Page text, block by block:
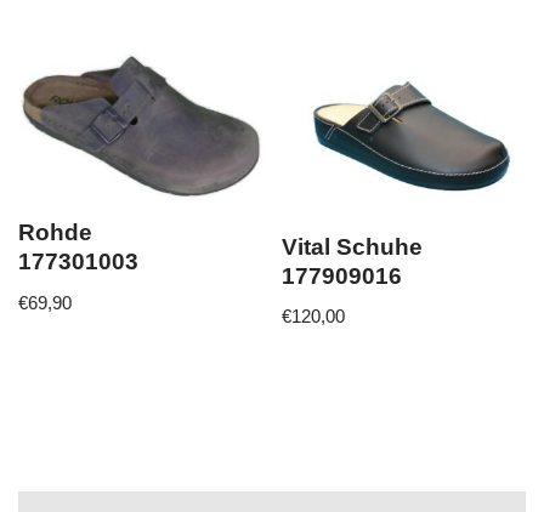
Rohde
177301003
€69,90
Vital Schuhe
177909016
€120,00